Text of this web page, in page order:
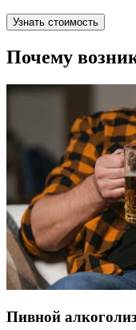
Узнать стоимость
Почему
Пивной